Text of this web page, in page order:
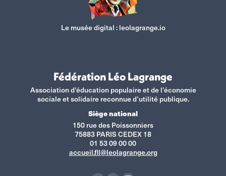
Le musée digital : leolagrange.io
Fédération Léo Lagrange
Association d'éducation populaire et de l'économie
sociale et solidaire reconnue d’utilité publique.
Siège national
150 rue des Poissonniers
75883 PARIS CEDEX 18
01 53 09 00 00
accueil.fll@leolagrange.org